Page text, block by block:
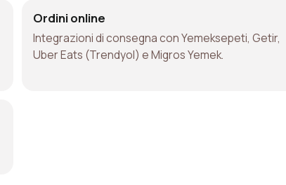
Ordini online
Integrazioni di consegna con Yemeksepeti, Getir,
Uber Eats (Trendyol) e Migros Yemek.